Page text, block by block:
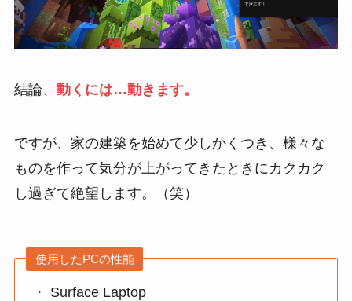
結論、 動くには…動きます。
ですが、家の建築を始めて少しかくつき、様々な
ものを作って気分が上がってきたときにカクカク
し過ぎて絶望します。（笑）
使用したPCの性能
・ Surface Laptop